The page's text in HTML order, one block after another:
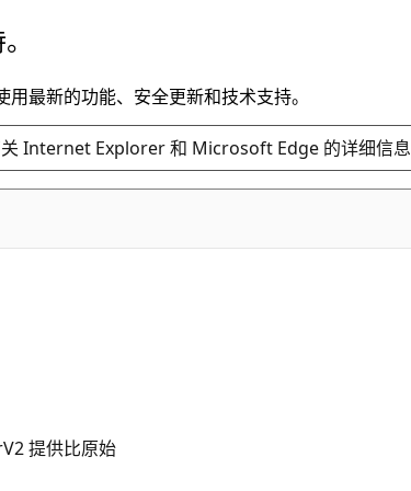
最新的功能、安全更新和技术支持。
Internet Explorer 和 Microsoft Edge 的详细信息
提供比原始